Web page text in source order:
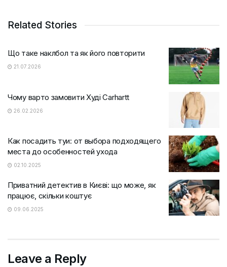
Related Stories
Що таке наклбол та як його повторити
21.07.2026
Чому варто замовити Худі Carhartt
26.02.2026
Как посадить туи: от выбора подходящего
места до особенностей ухода
02.10.2025
Приватний детектив в Києві: що може, як
працює, скільки коштує
09.06.2025
Leave a Reply